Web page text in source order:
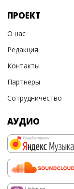
ПРОЕКТ
О нас
Редакция
Контакты
Партнеры
Сотрудничество
АУДИО